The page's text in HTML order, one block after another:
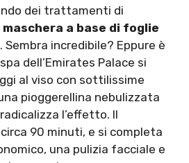
dei trattamenti di
maschera a base di foglie
. Sembra incredibile? Eppure è
dell’Emirates Palace si
al viso con sottilissime
pioggerellina nebulizzata
l’effetto. Il
90 minuti, e si completa
una pulizia facciale e